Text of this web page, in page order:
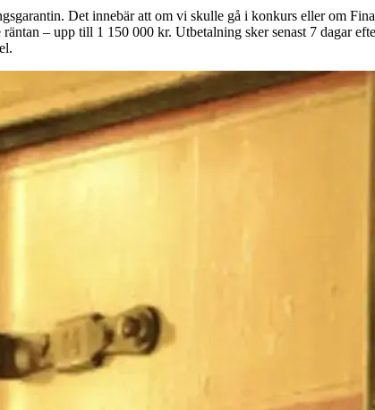
Det innebär att om vi skulle gå i konkurs eller om
– upp till 1 150 000 kr. Utbetalning sker senast 7 dagar